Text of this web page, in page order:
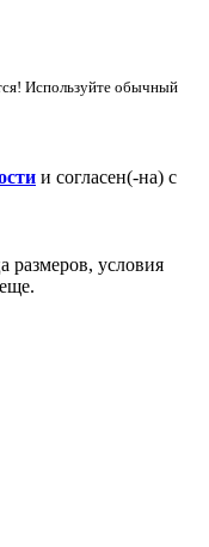
Используйте обычный
и согласен(-на) с
размеров, условия